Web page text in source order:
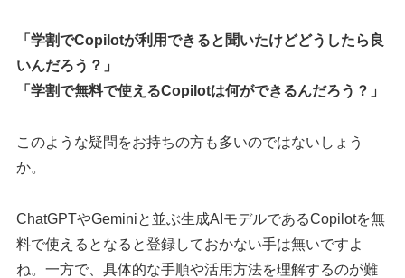
「学割でCopilotが利用できると聞いたけどどうしたら良
いんだろう？」
「学割で無料で使えるCopilotは何ができるんだろう？」
このような疑問をお持ちの方も多いのではないしょう
か。
ChatGPTやGeminiと並ぶ生成AIモデルであるCopilotを無
料で使えるとなると登録しておかない手は無いですよ
ね。一方で、具体的な手順や活用方法を理解するのが難